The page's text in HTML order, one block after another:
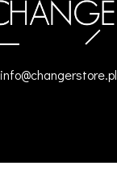
info@changerstore.pl